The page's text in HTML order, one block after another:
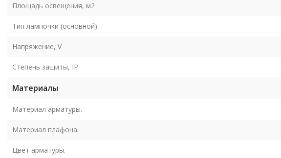
Площадь освещения, м2
Тип лампочки (основной)
Напряжение, V
Степень защиты, IP
Материалы
Материал арматуры.
Материал плафона.
Цвет арматуры.